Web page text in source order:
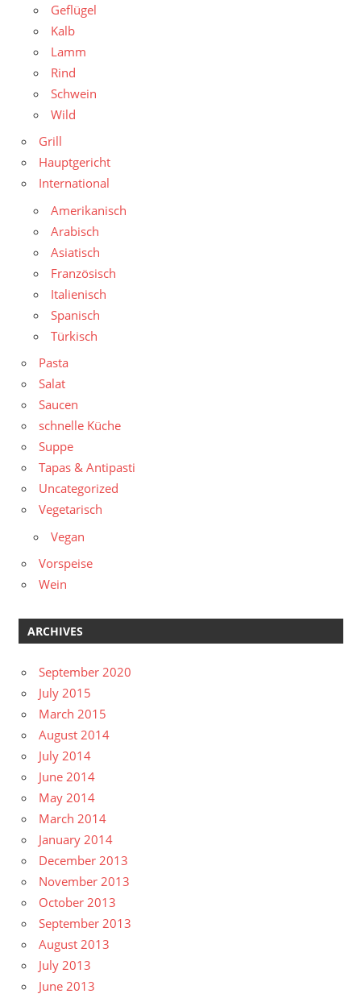
Geflügel
Kalb
Lamm
Rind
Schwein
Wild
Grill
Hauptgericht
International
Amerikanisch
Arabisch
Asiatisch
Französisch
Italienisch
Spanisch
Türkisch
Pasta
Salat
Saucen
schnelle Küche
Suppe
Tapas & Antipasti
Uncategorized
Vegetarisch
Vegan
Vorspeise
Wein
ARCHIVES
September 2020
July 2015
March 2015
August 2014
July 2014
June 2014
May 2014
March 2014
January 2014
December 2013
November 2013
October 2013
September 2013
August 2013
July 2013
June 2013